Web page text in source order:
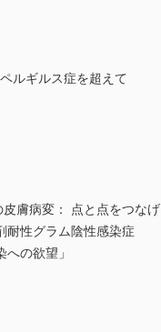
ルギルス症を超えて
膚病変： 点と点をつなげ
耐性グラム陰性感染症
の欲望」